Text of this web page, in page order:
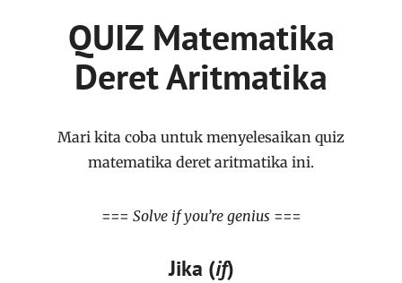
QUIZ Matematika
Deret Aritmatika
Mari kita coba untuk menyelesaikan quiz
matematika deret aritmatika ini.
=== Solve if you’re genius ===
Jika (if)